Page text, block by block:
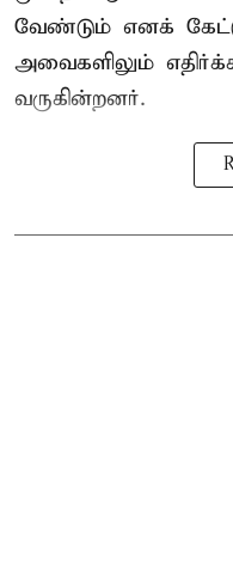
வேண்டும் எனக்
அவைகளிலும்
வருகின்றனர்.